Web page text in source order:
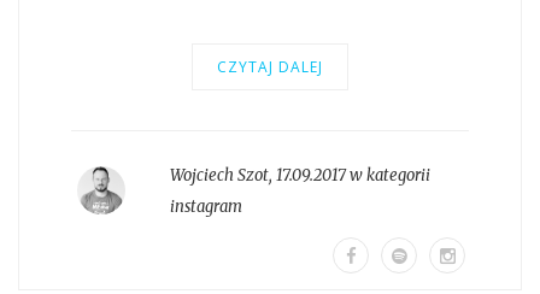
CZYTAJ DALEJ
Wojciech Szot,17.09.2017 w kategorii
instagram